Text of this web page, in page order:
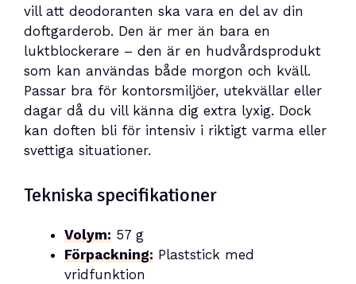
vill att deodoranten ska vara en del av din
doftgarderob. Den är mer än bara en
luktblockerare – den är en hudvårdsprodukt
som kan användas både morgon och kväll.
Passar bra för kontorsmiljöer, utekvällar eller
dagar då du vill känna dig extra lyxig. Dock
kan doften bli för intensiv i riktigt varma eller
svettiga situationer.
Tekniska specifikationer
Volym: 57 g
Förpackning: Plaststick med
vridfunktion